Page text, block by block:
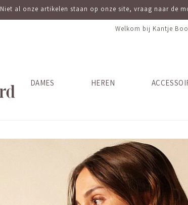
Niet al onze artikelen staan op onze site, vraag naar de
Welkom bij Kantje
DAMES HEREN